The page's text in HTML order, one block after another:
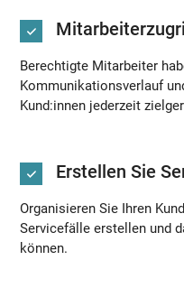
Berechtigte Mitarbeiter
Kommunikationsverlauf
Kund:innen jederzeit
Erstellen Sie
Organisieren Sie Ihren
Servicefälle erstellen und
können.